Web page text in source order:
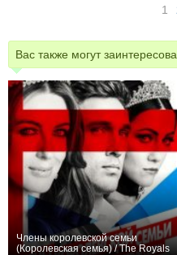
1
Вас также могут
Члены королевской семьи
(Королевская семья) / The Royals